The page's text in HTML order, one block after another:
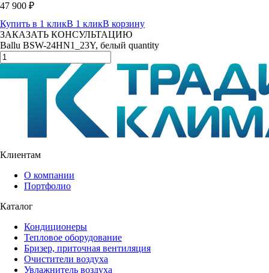
47 900 ₽
Купить в 1 кликВ 1 кликВ корзину
ЗАКАЗАТЬ КОНСУЛЬТАЦИЮ
Ballu BSW-24HN1_23Y, белый quantity
Клиентам
О компании
Портфолио
Каталог
Кондиционеры
Тепловое оборудование
Бризер, приточная вентиляция
Очистители воздуха
Увлажнитель воздуха